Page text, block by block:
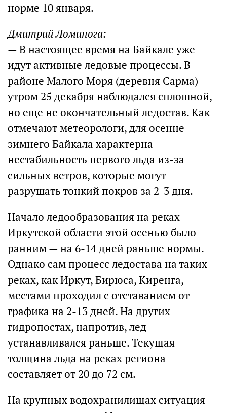
норме 10 января.
Дмитрий Ломинога:
— В настоящее время на Байкале уже
идут активные ледовые процессы. В
районе Малого Моря (деревня Сарма)
утром 25 декабря наблюдался сплошной,
но еще не окончательный ледостав. Как
отмечают метеорологи, для осенне-
зимнего Байкала характерна
нестабильность первого льда из-за
сильных ветров, которые могут
разрушать тонкий покров за 2-3 дня.
Начало ледообразования на реках
Иркутской области этой осенью было
ранним — на 6-14 дней раньше нормы.
Однако сам процесс ледостава на таких
реках, как Иркут, Бирюса, Киренга,
местами проходил с отставанием от
графика на 2-13 дней. На других
гидропостах, напротив, лед
устанавливался раньше. Текущая
толщина льда на реках региона
составляет от 20 до 72 см.
На крупных водохранилищах ситуация